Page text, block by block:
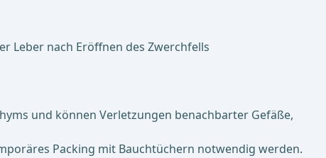
Leber nach Eröffnen des Zwerchfells
und können Verletzungen benachbarter Gefäße,
Packing mit Bauchtüchern notwendig werden.